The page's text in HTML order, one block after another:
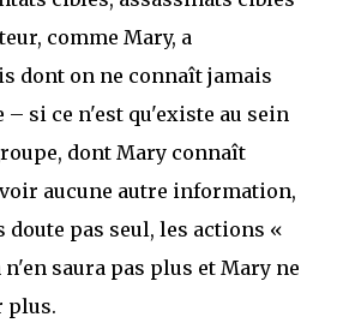
comme Mary, a
dont on ne connaît jamais
si ce n'est qu'existe au sein
dont Mary connaît
aucune autre information,
doute pas seul, les actions «
saura pas plus et Mary ne
plus.